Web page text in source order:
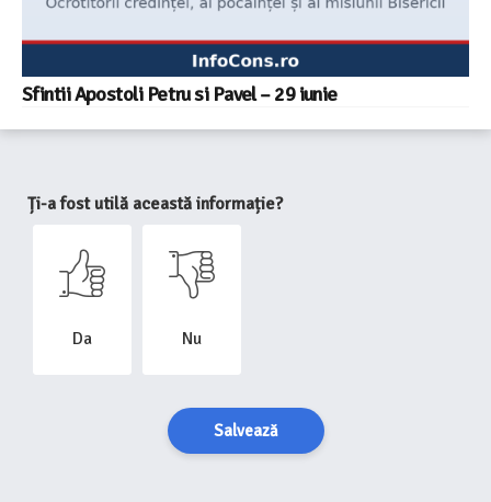
Sfintii Apostoli Petru si Pavel – 29 iunie
Ți-a fost utilă această informație?
Da Nu
Salvează